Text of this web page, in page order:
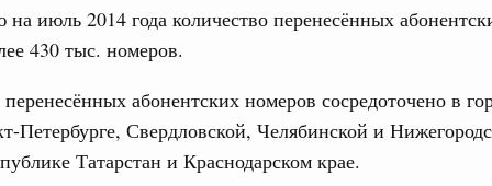
июль 2014 года количество перенесённых
430 тыс. номеров.
абонентских номеров сосредоточено в
Петербурге, Свердловской, Челябинской и
Татарстан и Краснодарском крае.
июля, четверг
рабочую поездку в Дальневосточный
30 июля 2026 года
3
17